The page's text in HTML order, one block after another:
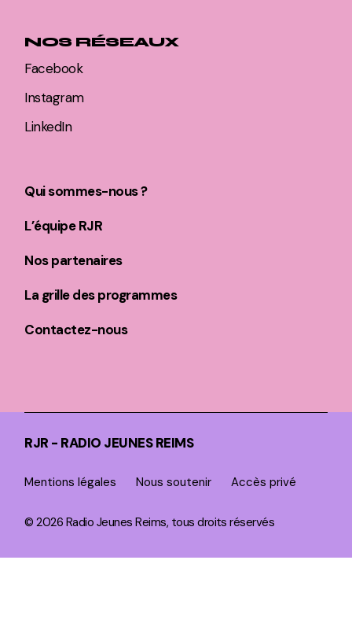
NOS RÉSEAUX
Facebook
Instagram
LinkedIn
Qui sommes-nous ?
L’équipe RJR
Nos partenaires
La grille des programmes
Contactez-nous
RJR - RADIO JEUNES REIMS
Mentions légales Nous soutenir Accès privé
© 2026 Radio Jeunes Reims, tous droits réservés